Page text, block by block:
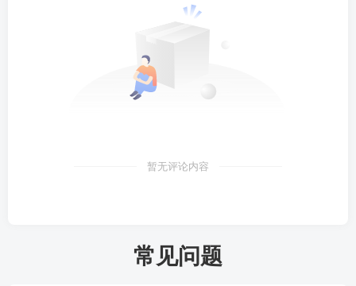
暂无评论内容
常见问题